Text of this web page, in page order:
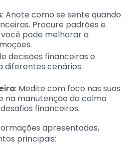
: Anote como se sente quando
Procure padrões e
pode melhorar a
decisões financeiras e
diferentes cenários
: Medite com foco nas suas
na manutenção da calma
financeiros.
apresentadas,
principais: